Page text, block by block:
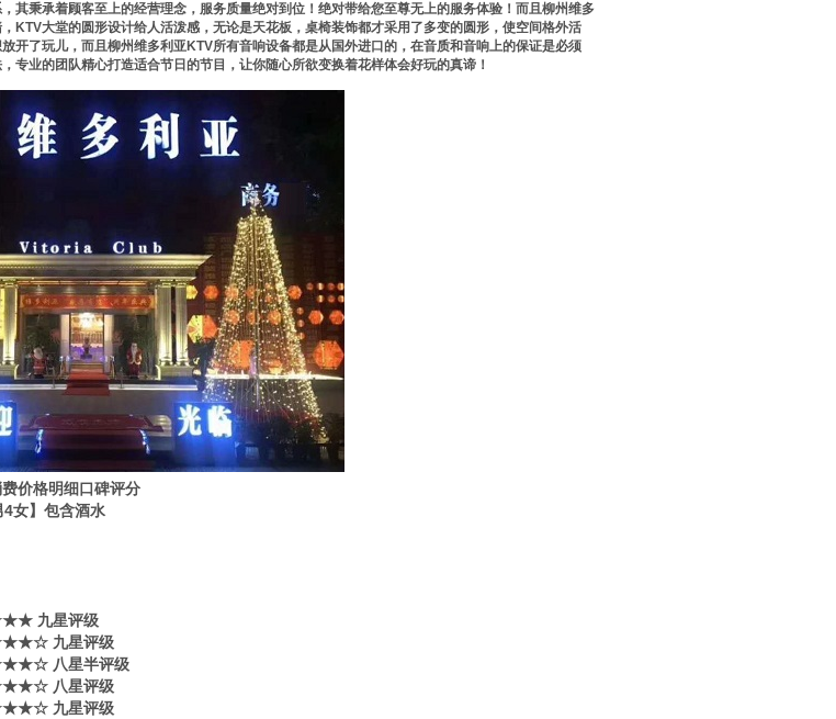
其秉承着顾客至上的经营理念，服务质量绝对到位！绝对带给您至尊无上的服务体验！而且柳州维多
KTV大堂的圆形设计给人活泼感，无论是天花板，桌椅装饰都才采用了多变的圆形，使空间格外活
开了玩儿，而且柳州维多利亚KTV所有音响设备都是从国外进口的，在音质和音响上的保证是必须
专业的团队精心打造适合节日的节目，让你随心所欲变换着花样体会好玩的真谛！
价格明细口碑评分
女】包含酒水
九星评级
九星评级
八星半评级
八星评级
九星评级